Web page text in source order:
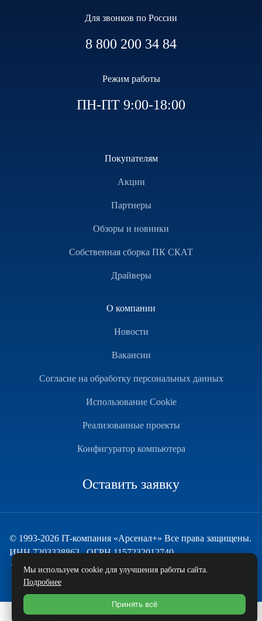
Для звонков по России
8 800 200 34 84
Режим работы
ПН-ПТ 9:00-18:00
Покупателям
Акции
Партнеры
Обзоры и новинки
Собственная сборка ПК СКАТ
Драйверы
О компании
Новости
Вакансии
Согласие на обработку персональных данных
Использование Cookie
Реализованные проекты
Конфигуратор компьютера
Оставить заявку
© 1993-2026 IT-компания «Арсенал+» Все права защищены.
ИНН 7203338863 , ОГРН 1157232012740
Техническая поддержка
и развитие — ECHO
Мы используем cookie для улучшения работы сайта.
Подробнее
Принять всё